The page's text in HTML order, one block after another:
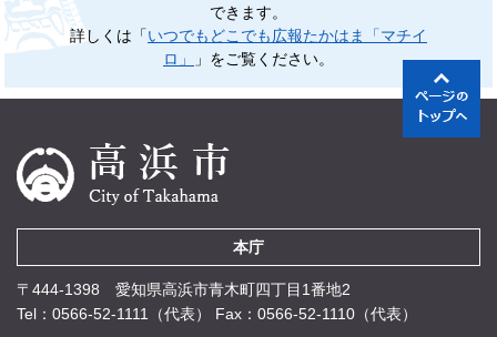
できます。
詳しくは「いつでもどこでも広報たかはま「マチイ
ロ」
」をご覧ください。
本庁
〒444-1398 愛知県高浜市青木町四丁目1番地2
Tel：0566-52-1111（代表）
Fax：0566-52-1110（代表）